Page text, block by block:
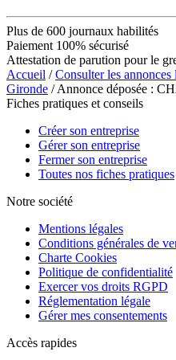
Plus de 600 journaux habilités
Paiement 100% sécurisé
Attestation de parution pour le
Accueil /Consulter les annonces
Gironde / Annonce déposée :
Fiches pratiques et conseils
Créer son entreprise
Gérer son entreprise
Fermer son entreprise
Toutes nos fiches pratiques
Notre société
Mentions légales
Conditions générales de
Charte Cookies
Politique de confidentialité
Exercer vos droits RGPD
Réglementation légale
Gérer mes consentements
Accès rapides